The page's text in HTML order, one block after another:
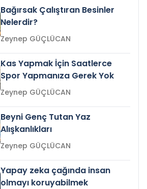
Bağırsak Çalıştıran Besinler
Nelerdir?
Zeynep GÜÇLÜCAN
Kas Yapmak İçin Saatlerce
Spor Yapmanıza Gerek Yok
Zeynep GÜÇLÜCAN
Beyni Genç Tutan Yaz
Alışkanlıkları
Zeynep GÜÇLÜCAN
Yapay zeka çağında insan
olmayı koruyabilmek